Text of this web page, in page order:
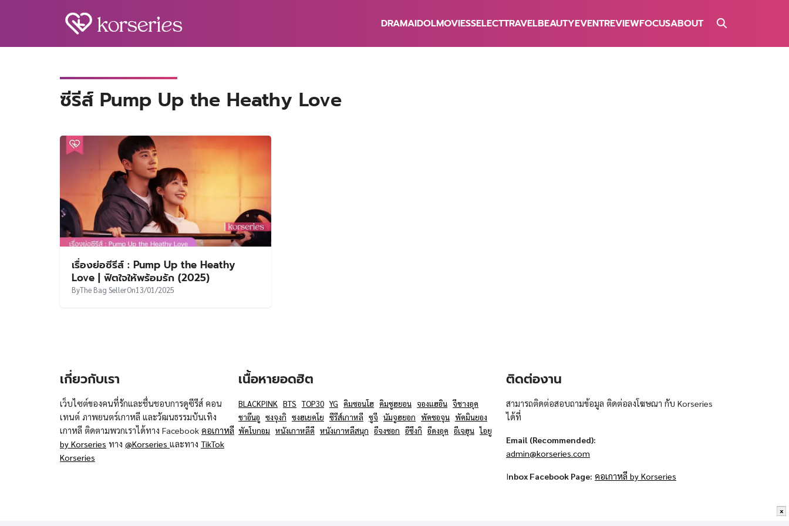
x
DRAMAIDOLMOVIESSELECTTRAVELBEAUTYEVENTREVIEWFOCUSABOUT
ซีรีส์ Pump Up the Heathy Love
เรื่องย่อซีรีส์ : Pump Up the Heathy
Love | ฟิตใจให้พร้อมรัก (2025)
ByThe Bag SellerOn13/01/2025
เกี่ยวกับเรา
เว็บไซต์ของคนที่รักและชื่นชอบการดูซีรีส์ คอน
เทนต์ ภาพยนตร์เกาหลี และวัฒนธรรมบันเทิง
เกาหลี ติดตามพวกเราได้ทาง Facebook คอเกาหลี
by Korseries ทาง @Korseries และทาง TikTok
Korseries
เนื้อหายอดฮิต
BLACKPINK BTS TOP30 YG คิมซอนโฮ คิมซูฮยอน จองแฮอิน จีชางอุค
ชาอึนอู ซงจุงกิ ซงฮเยคโย ซีรีส์เกาหลี ซูจี นัมจูฮยอก พัคซอจุน พัคมินยอง
พัคโบกอม หนังเกาหลีดี หนังเกาหลีสนุก อีจงซอก อีซึงกิ อีดงอุค อีเจฮุน ไอยู
ติดต่องาน
สามารถติดต่อสอบถามข้อมูล ติดต่อลงโฆษณา กับ Korseries
ได้ที่
Email (Recommended):
admin@korseries.com
Inbox Facebook Page: คอเกาหลี by Korseries